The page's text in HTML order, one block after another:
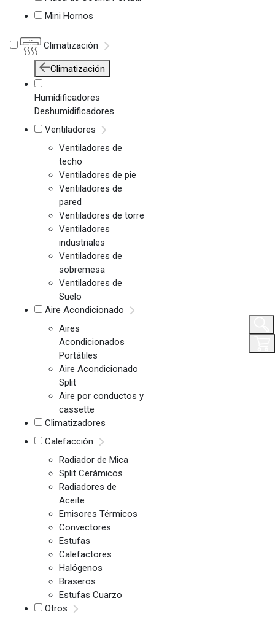
Mini Hornos
Climatización
Climatización
Humidificadores
Deshumidificadores
Ventiladores
Ventiladores de
techo
Ventiladores de pie
Ventiladores de
pared
Ventiladores de torre
Ventiladores
industriales
Ventiladores de
sobremesa
Ventiladores de
Suelo
Aire Acondicionado
Aires
Acondicionados
Portátiles
Aire Acondicionado
Split
Aire por conductos y
cassette
Climatizadores
Calefacción
Radiador de Mica
Split Cerámicos
Radiadores de
Aceite
Emisores Térmicos
Convectores
Estufas
Calefactores
Halógenos
Braseros
Estufas Cuarzo
Otros